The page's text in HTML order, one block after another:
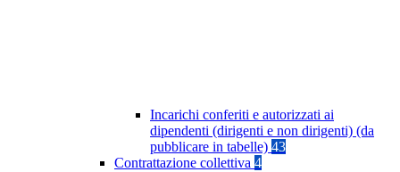
Incarichi conferiti e autorizzati ai
dipendenti (dirigenti e non dirigenti) (da
pubblicare in tabelle) 43
Contrattazione collettiva 4